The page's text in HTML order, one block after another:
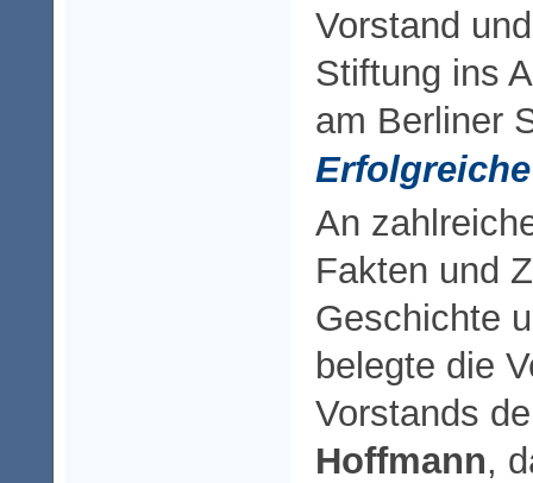
Vorstand
Stiftung ins
am Berliner
An
Fakten und
Geschichte
belegte die
Vorstands
Hoffmann,